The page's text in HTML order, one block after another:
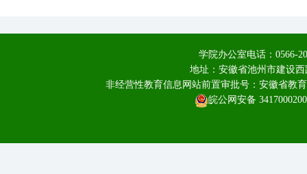
学院办公室电话：0566-
地址：安徽省池州市建设
非经营性教育信息网站前置审批号：安徽省教
皖公网安备